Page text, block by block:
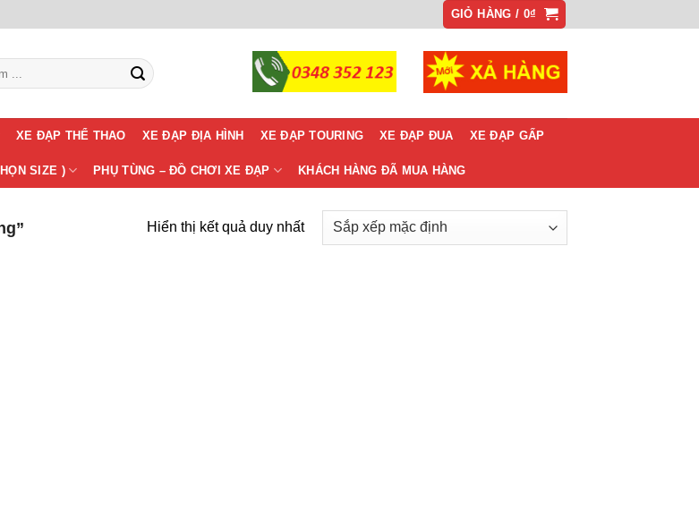
GIỎ HÀNG / 0₫
XE ĐẠP THỂ THAO XE ĐẠP ĐỊA HÌNH XE ĐẠP TOURING XE ĐẠP ĐUA XE ĐẠP GẤP
SIZE ) PHỤ TÙNG – ĐỒ CHƠI XE ĐẠP KHÁCH HÀNG ĐÃ MUA HÀNG
Hiển thị kết quả duy nhất